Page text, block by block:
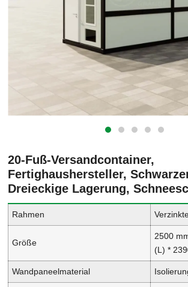
20-Fuß-Versandcontainer,
Fertighaushersteller,
Dreieckige Lagerung,
Rahmen
Größe
2500
(L) *
Wandpaneelmaterial